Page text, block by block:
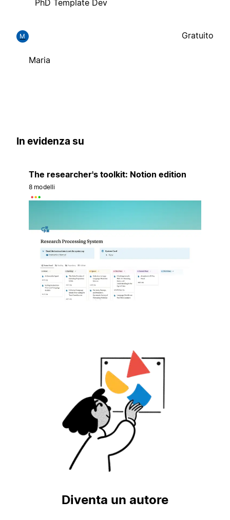
PhD Template Dev
M
Maria
Gratuito
In evidenza su
The researcher's toolkit: Notion edition
8 modelli
Diventa un autore